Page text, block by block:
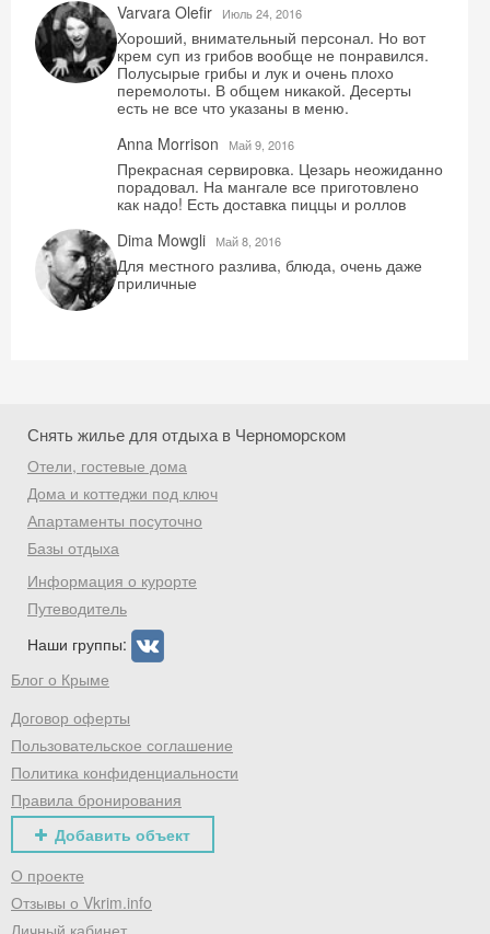
Varvara Olefir Июль 24, 2016
Хороший, внимательный персонал. Но вот
крем суп из грибов вообще не понравился.
Полусырые грибы и лук и очень плохо
перемолоты. В общем никакой. Десерты
есть не все что указаны в меню.
Anna Morrison
Май 9, 2016
Прекрасная сервировка. Цезарь неожиданно
порадовал. На мангале все приготовлено
как надо! Есть доставка пиццы и роллов
Dima Mowgli
Май 8, 2016
Для местного разлива, блюда, очень даже
приличные
Снять жилье для отдыха в Черноморском
Отели, гостевые дома
Дома и коттеджи под ключ
Апартаменты посуточно
Базы отдыха
Информация о курорте
Путеводитель
Наши группы:
Блог о Крыме
Договор оферты
Пользовательское соглашение
Политика конфиденциальности
Правила бронирования
Добавить объект
О проекте
Отзывы о Vkrim.info
Личный кабинет
Скидка −5%
Хочешь дешевле? Оставь почту и получи
промокод на первое бронирование!